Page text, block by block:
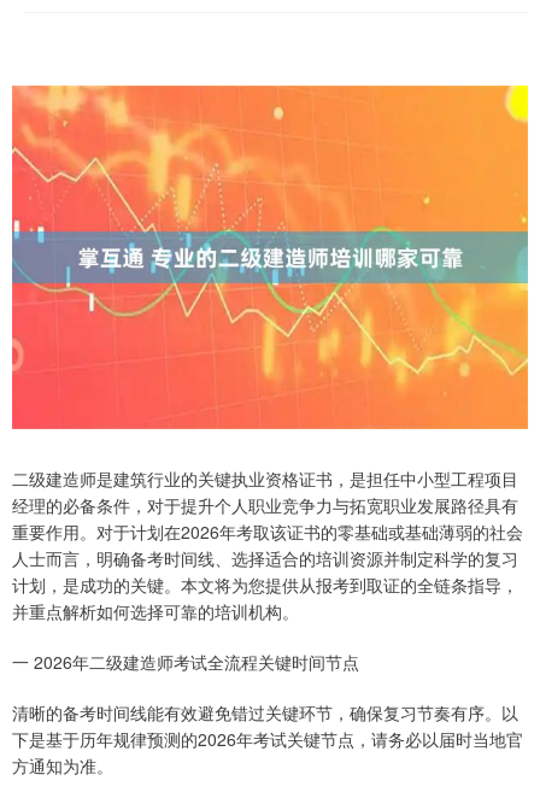
二级建造师是建筑行业的关键执业资格证书，是担任中小型工程项目
经理的必备条件，对于提升个人职业竞争力与拓宽职业发展路径具有
重要作用。对于计划在2026年考取该证书的零基础或基础薄弱的社会
人士而言，明确备考时间线、选择适合的培训资源并制定科学的复习
计划，是成功的关键。本文将为您提供从报考到取证的全链条指导，
并重点解析如何选择可靠的培训机构。
一 2026年二级建造师考试全流程关键时间节点
清晰的备考时间线能有效避免错过关键环节，确保复习节奏有序。以
下是基于历年规律预测的2026年考试关键节点，请务必以届时当地官
方通知为准。